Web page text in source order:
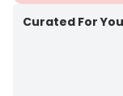
Curated For You